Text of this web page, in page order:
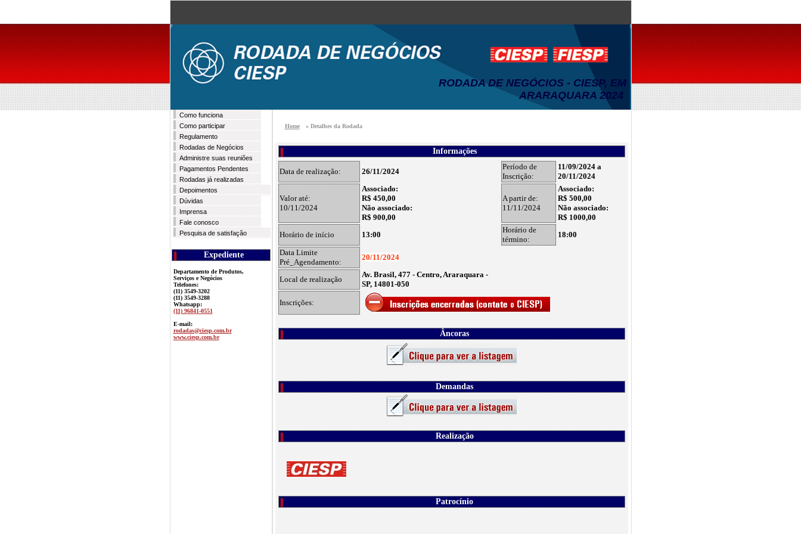
RODADA DE NEGÓCIOS - CIESP, EM
ARARAQUARA 2024
Como funciona
Como participar
Regulamento
Rodadas de Negócios
Administre suas reuniões
Pagamentos Pendentes
Rodadas já realizadas
Depoimentos
Dúvidas
Imprensa
Fale conosco
Pesquisa de satisfação
Expediente
Departamento de Produtos,
Serviços e Negócios
Telefones:
(11) 3549-3202
(11) 3549-3288
Whatsapp:
(11) 96841-0551
E-mail:
rodadas@ciesp.com.br
www.ciesp.com.br
Home » Detalhes da Rodada
Informações
Data de realização: 26/11/2024
Período de
Inscrição:
11/09/2024 a
20/11/2024
Valor até:
10/11/2024
Associado:
R$ 450,00
Não associado:
R$ 900,00
A partir de:
11/11/2024
Associado:
R$ 500,00
Não associado:
R$ 1000,00
Horário de início
13:00
Horário de
término:
18:00
Data Limite
Pré_Agendamento:
20/11/2024
Local de realização
Av. Brasil, 477 - Centro, Araraquara -
SP, 14801-050
Inscrições:
Âncoras
Demandas
Realização
Patrocínio